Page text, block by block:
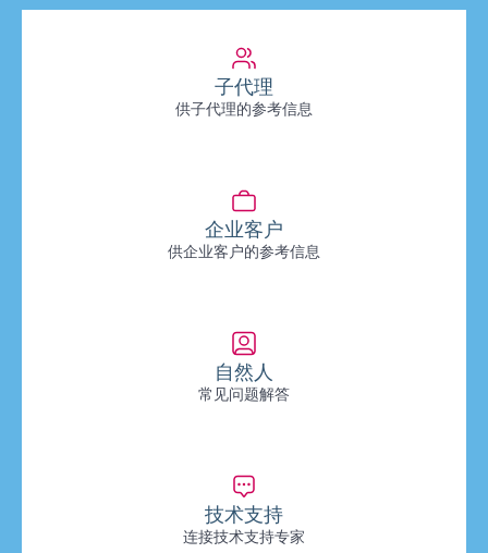
子代理
供子代理的参考信息
企业客户
供企业客户的参考信息
自然人
常见问题解答
技术支持
连接技术支持专家